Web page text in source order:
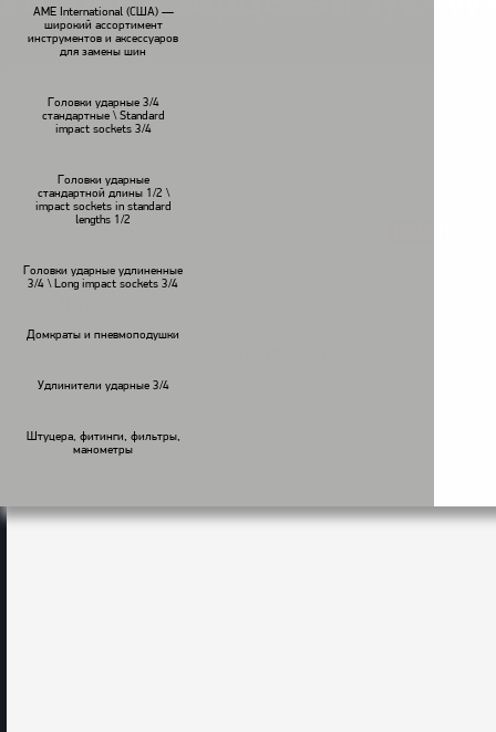
AME International (США) —
широкий ассортимент
инструментов и аксессуаров
для замены шин
Головки ударные 3/4
стандартные \ Standard
impact sockets 3/4
Головки ударные
стандартной длины 1/2 \
impact sockets in standard
lengths 1/2
Головки ударные удлиненные
3/4 \ Long impact sockets 3/4
Домкраты и пневмоподушки
Удлинители ударные 3/4
Штуцера, фитинги, фильтры,
манометры
В наличии